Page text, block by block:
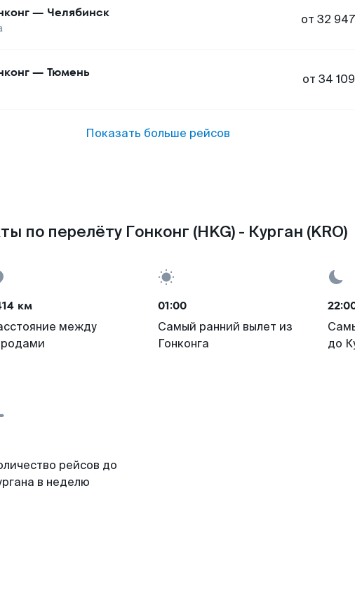
— Челябинск от 32
— Тюмень от 34
Показать больше рейсов
по перелёту Гонконг (HKG) - Курган (KRO)
км
между
01:00
Самый ранний вылет из
Гонконга
до
рейсов до
в неделю